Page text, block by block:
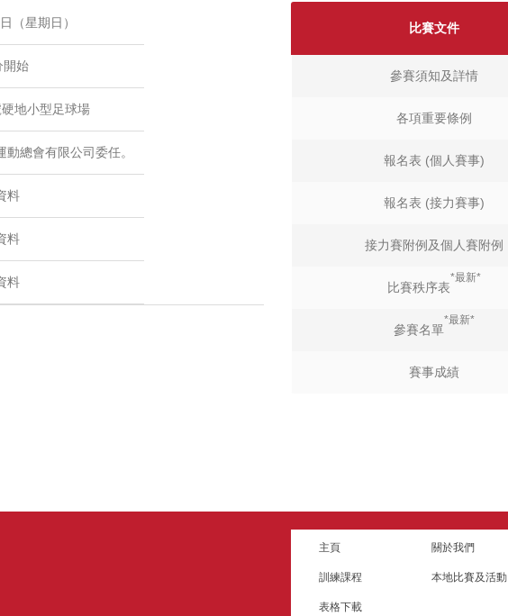
（星期日）
開始
地小型足球場
動總會有限公司委任。
料
料
料
比賽文件
參賽須知及詳情
各項重要條例
報名表 (個人賽事)
報名表 (接力賽事)
接力賽附例及個人賽附例
比賽秩序表
*最新*
參賽名單
*最新*
賽事成績
主頁 關於我們
訓練課程 本地比賽及活動
表格下載